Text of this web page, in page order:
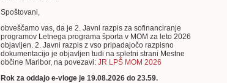
Spoštovani,
obveščamo vas, da je 2. Javni razpis za sofinanciranje
programov Letnega programa športa v MOM za leto 2026
objavljen. 2. Javni razpis z vso pripadajočo razpisno
dokumentacijo je objavljen tudi na spletni strani Mestne
občine Maribor, na povezavi:JR LPŠ MOM 2026
Rok za oddajo e-vloge je 19.08.2026 do 23.59.